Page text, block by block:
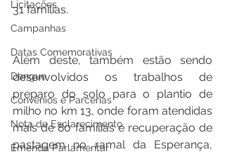
Licitações
Campanhas
Datas Comemorativas
Dengue
Convênios e Parcerias
Nota de Esclarecimento
Emenda Parlamentar
31 famílias.
Além deste, também estão sendo
desenvolvidos os trabalhos de
preparo do solo para o plantio de
milho no km 13, onde foram atendidas
mais de 80 famílias e recuperação de
pastagem no ramal da Esperança,